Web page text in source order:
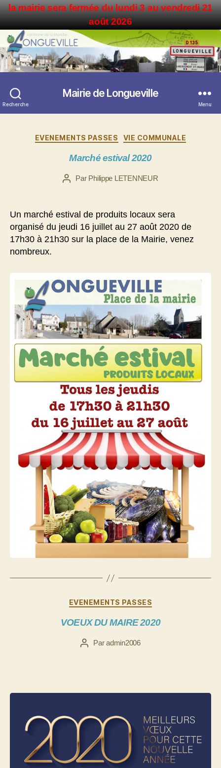
la mairie sera fermée du lundi 3 au vendredi 21
août 2026
Recherche
Mairie de Longueville
Menu
Catégories
EVENEMENTS PASSES VIE COMMUNALE
Marché estival 2020
Auteur
Par Philippe LETENNEUR
Un marché estival de produits locaux sera
organisé du jeudi 16 juillet au 27 août 2020 de
17h30 à 21h30 sur la place de la Mairie, venez
nombreux.
Catégories
EVENEMENTS PASSES
VOEUX DU MAIRE 2020
Auteur
Paradmin2006